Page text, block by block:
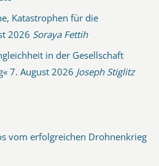
Katastrophen für die
2026 Soraya Fettih
in der Gesellschaft
7. August 2026 Joseph Stiglitz
vom erfolgreichen Drohnenkrieg